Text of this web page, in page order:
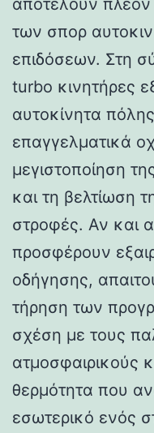
των σπορ
επιδόσεων. Στη
turbo κινητήρες
αυτοκίνητα
επαγγελματικά
μεγιστοποίηση
και τη βελτίωση
στροφές. Αν και
προσφέρουν
οδήγησης,
τήρηση των
σχέση με τους
ατμοσφαιρικούς
θερμότητα που
εσωτερικό ενός